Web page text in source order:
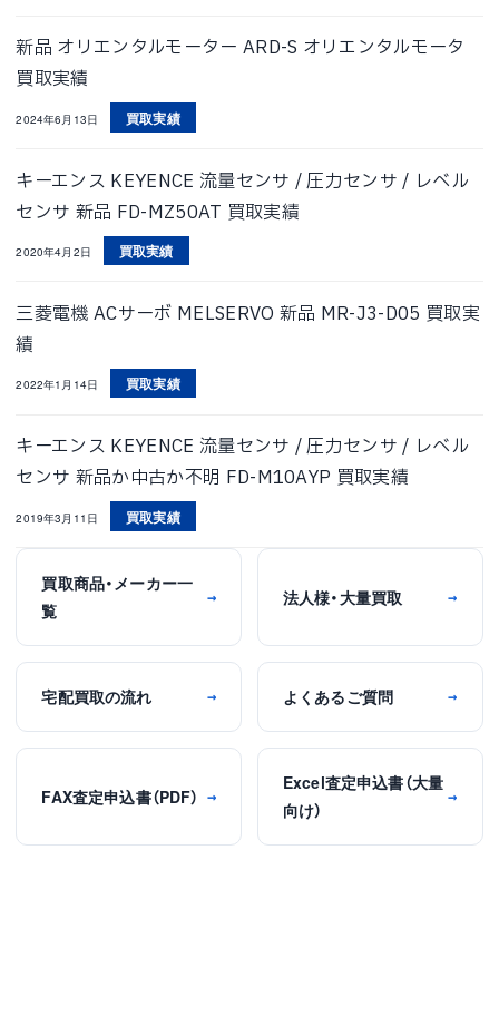
新品 オリエンタルモーター ARD-S オリエンタルモータ
買取実績
2024年6月13日 買取実績
キーエンス KEYENCE 流量センサ / 圧力センサ / レベル
センサ 新品 FD-MZ50AT 買取実績
2020年4月2日 買取実績
三菱電機 ACサーボ MELSERVO 新品 MR-J3-D05 買取実
績
2022年1月14日 買取実績
キーエンス KEYENCE 流量センサ / 圧力センサ / レベル
センサ 新品か中古か不明 FD-M10AYP 買取実績
2019年3月11日 買取実績
買取商品・メーカー一
覧
→ 法人様・大量買取 →
宅配買取の流れ → よくあるご質問 →
FAX査定申込書（PDF） →
Excel査定申込書（大量
向け）
→